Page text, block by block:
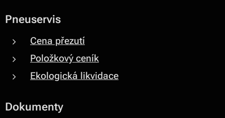
Pneuservis
Cena přezutí
Položkový ceník
Ekologická likvidace
Dokumenty